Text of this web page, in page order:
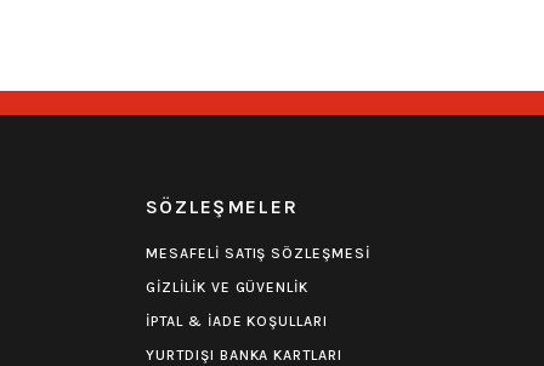
SÖZLEŞMELER
MESAFELİ SATIŞ SÖZLEŞMESİ
GİZLİLİK VE GÜVENLİK
İPTAL & İADE KOŞULLARI
YURTDIŞI BANKA KARTLARI